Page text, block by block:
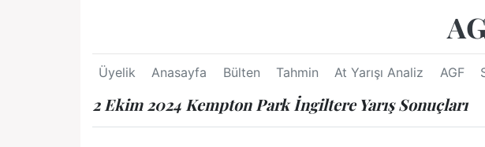
Üyelik Anasayfa Bülten Tahmin At Yarışı Analiz AGF
2 Ekim 2024 Kempton Park İngiltere Yarış Sonuçları